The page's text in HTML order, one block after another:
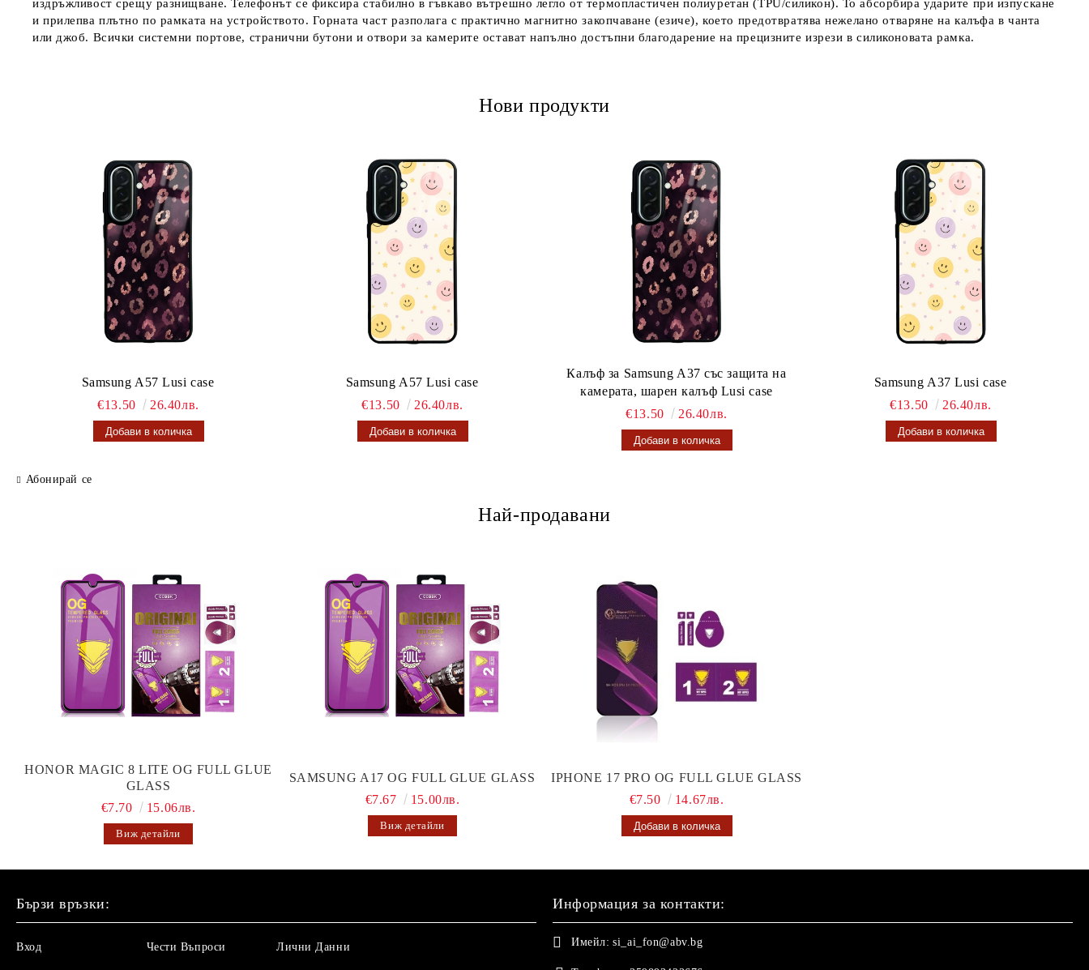
издръжливост срещу разнищване. Телефонът се фиксира стабилно в гъвкаво вътрешно легло от термопластичен полиуретан (TPU/силикон). То абсорбира ударите при изпускане
и прилепва плътно по рамката на устройството. Горната част разполага с практично магнитно закопчаване (езиче), което предотвратява нежелано отваряне на калъфа в чанта
или джоб. Всички системни портове, странични бутони и отвори за камерите остават напълно достъпни благодарение на прецизните изрези в силиконовата рамка.
Нови продукти
Samsung A57 Lusi case
€13.50
26.40лв.
Samsung A57 Lusi case
€13.50
26.40лв.
Калъф за Samsung A37 със защита на
камерата, шарен калъф Lusi case
€13.50
26.40лв.
Samsung A37 Lusi case
€13.50
26.40лв.
Абонирай се
Най-продавани
HONOR MAGIC 8 LITE OG FULL GLUE
GLASS
€7.70
15.06лв.
Виж детайли
SAMSUNG A17 OG FULL GLUE GLASS
€7.67
15.00лв.
Виж детайли
IPHONE 17 PRO OG FULL GLUE GLASS
€7.50
14.67лв.
Бързи връзки:
Вход Чести Въпроси Лични Данни
Информация за контакти:
Имейл: si_ai_fon@abv.bg